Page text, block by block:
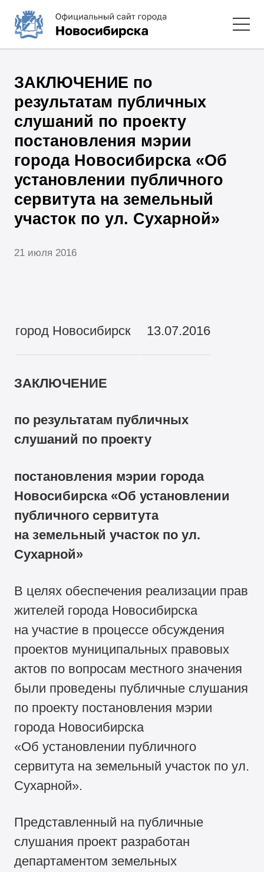
ЗАКЛЮЧЕНИЕ по
результатам публичных
слушаний по проекту
постановления мэрии
города Новосибирска «Об
установлении публичного
сервитута на земельный
участок по ул. Сухарной»
21 июля 2016
город Новосибирск 13.07.2016
ЗАКЛЮЧЕНИЕ
по результатам публичных
слушаний по проекту
постановления мэрии города
Новосибирска «Об установлении
публичного сервитута
на земельный участок по ул.
Сухарной»
В целях обеспечения реализации прав
жителей города Новосибирска
на участие в процессе обсуждения
проектов муниципальных правовых
актов по вопросам местного значения
были проведены публичные слушания
по проекту постановления мэрии
города Новосибирска
«Об установлении публичного
сервитута на земельный участок по ул.
Сухарной».
Представленный на публичные
слушания проект разработан
департаментом земельных